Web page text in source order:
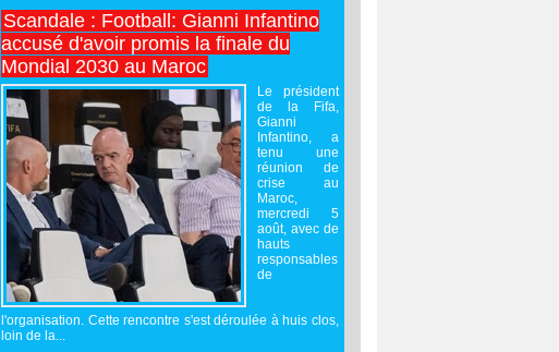
Scandale : Football: Gianni Infantino
accusé d'avoir promis la finale du
Mondial 2030 au Maroc
Le président
de la Fifa,
Gianni
Infantino, a
tenu une
réunion de
crise au
Maroc,
mercredi 5
août, avec de
hauts
responsables
de
l'organisation. Cette rencontre s'est déroulée à huis clos,
loin de la...